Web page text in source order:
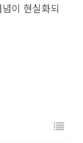
이 현실화되